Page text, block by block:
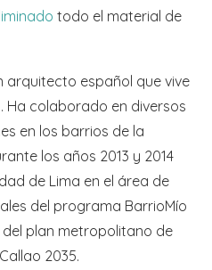
todo el material de
arquitecto español que vive
Ha colaborado en diversos
en los barrios de la
los años 2013 y 2014
de Lima en el área de
del programa BarrioMío
plan metropolitano de
2035.